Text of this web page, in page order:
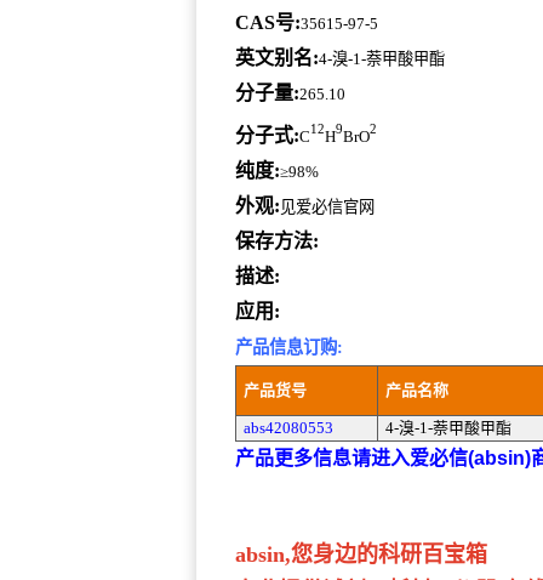
CAS号:35615-97-5
英文别名:4-溴-1-萘甲酸甲酯
分子量:265.10
分子式:C12H9BrO2
纯度:≥98%
外观: 见爱必信官网
保存方法:
描述:
应用:
产品信息订购:
产品货号 产品名称
abs42080553 4-溴-1-萘甲酸甲酯
产品更多信息请进入爱必信(absin)
absin,您身边的科研百宝箱